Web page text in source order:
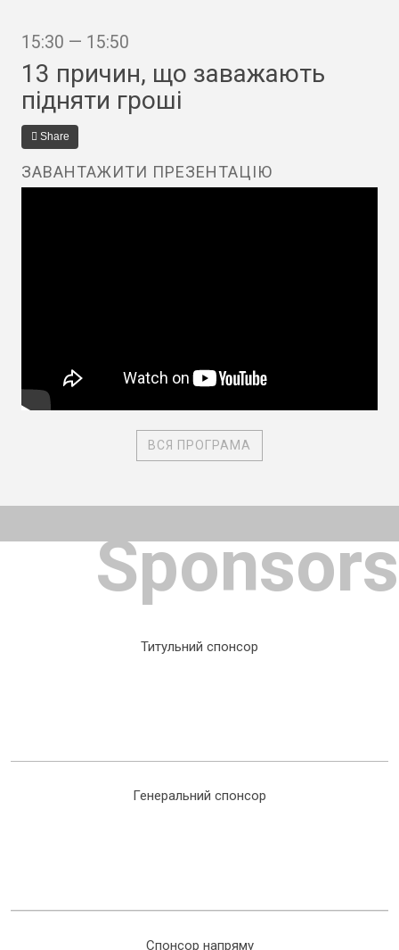
15:30 — 15:50
13 причин, що заважають
підняти гроші
Share
ЗАВАНТАЖИТИ ПРЕЗЕНТАЦІЮ
ВСЯ ПРОГРАМА
Sponsors
Титульний спонсор
Генеральний спонсор
Спонсор напряму